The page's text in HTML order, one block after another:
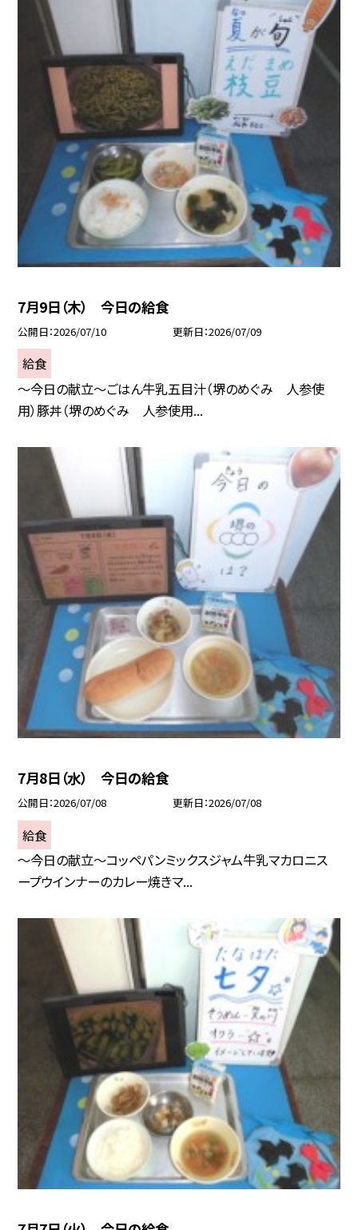
7月9日（木） 今日の給食
公開日 2026/07/10 更新日 2026/07/09
給食
～今日の献立～ごはん牛乳五目汁（堺のめぐみ 人参使
用）豚丼（堺のめぐみ 人参使用...
7月8日（水） 今日の給食
公開日 2026/07/08 更新日 2026/07/08
給食
～今日の献立～コッペパンミックスジャム牛乳マカロニス
ープウインナーのカレー焼きマ...